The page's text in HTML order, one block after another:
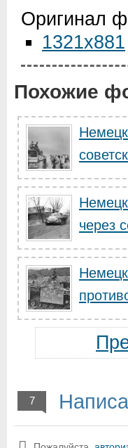
Оригинал
1321x881
Похожие
через
7